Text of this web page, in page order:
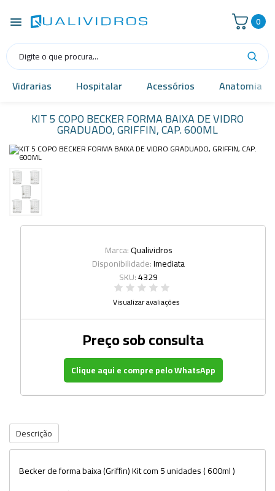
0
Vidrarias Hospitalar Acessórios Anatomia
KIT 5 COPO BECKER FORMA BAIXA DE VIDRO
GRADUADO, GRIFFIN, CAP. 600ML
Marca:Qualividros
Disponibilidade:Imediata
SKU:4329
Visualizar avaliações
Preço sob consulta
Clique aqui e compre pelo WhatsApp
Descrição
Becker de forma baixa (Griffin) Kit com 5 unidades ( 600ml )